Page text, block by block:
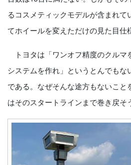
るコスメティックモデルが含まれて
てホイールを変えただけの見た目仕
トヨタは「ワンオフ精度のクルマ
システムを作れ」というとんでもな
である。なぜそんな途方もないこと
はそのスタートラインまで巻き戻そ